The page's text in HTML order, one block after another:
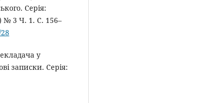
Серія:
№ 3 Ч. 1. С. 156–
у
записки. Серія: